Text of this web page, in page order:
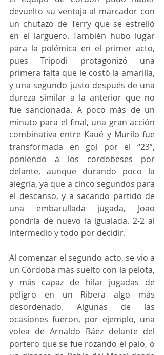
devuelto su ventaja al marcador con
un chutazo de Terry que se estrelló
en el larguero. También hubo lugar
para la polémica en el primer acto,
pues Tripodi protagonizó una
primera falta que le costó la amarilla,
y una segundo justo después de una
dureza similar a la anterior que no
fue sancionada. A poco más de un
minuto para el final, una gran acción
combinativa entre Kaué y Murilo fue
transformada en gol por el “23”,
poniendo a los cordobeses por
delante, aunque durando poco la
alegría, ya que a cinco segundos para
el descanso, y a sacando partido de
una embarullada jugada, Joao
pondría de nuevo la igualada. 2-2 al
intermedio y todo por decidir.
Al comenzar el segundo acto, se vio a
un Córdoba más suelto con la pelota,
y más capaz de hilar jugadas de
peligro en un Ribera algo más
desordenado. Algunas de las
ocasiones fueron, por ejemplo, una
volea de Arnaldo Báez delante del
portero que se fue rozando el palo, o